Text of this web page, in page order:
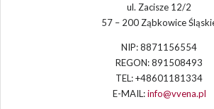
ul. Zacisze 12/2
57 – 200 Ząbkowice
NIP: 8871156554
REGON: 891508493
TEL: +48601181334
E-MAIL:info@vvena.pl